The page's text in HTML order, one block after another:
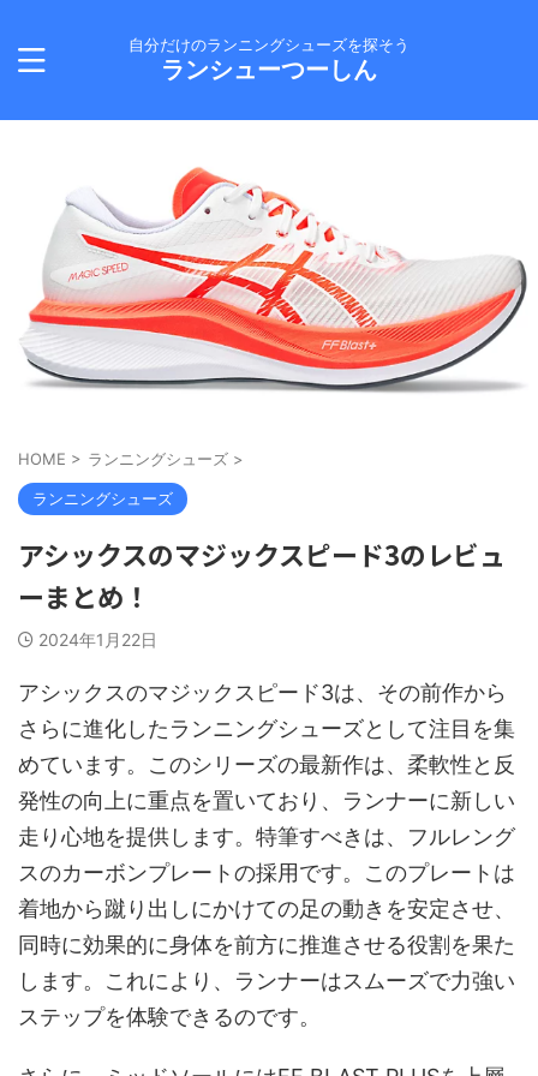
自分だけのランニングシューズを探そう
ランシューつーしん
HOME > ランニングシューズ >
ランニングシューズ
アシックスのマジックスピード3のレビュ
ーまとめ！
2024年1月22日
アシックスのマジックスピード3は、その前作から
さらに進化したランニングシューズとして注目を集
めています。このシリーズの最新作は、柔軟性と反
発性の向上に重点を置いており、ランナーに新しい
走り心地を提供します。特筆すべきは、フルレング
スのカーボンプレートの採用です。このプレートは
着地から蹴り出しにかけての足の動きを安定させ、
同時に効果的に身体を前方に推進させる役割を果た
します。これにより、ランナーはスムーズで力強い
ステップを体験できるのです。